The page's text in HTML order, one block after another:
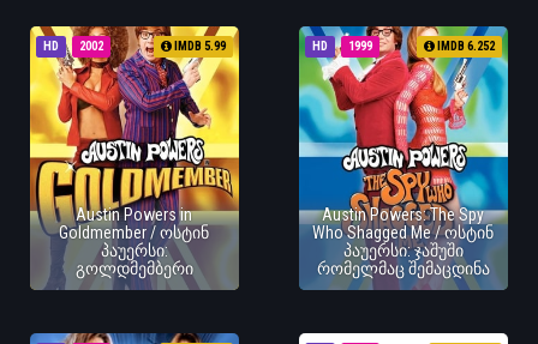
HD 2002 IMDB 5.99
Austin Powers in
Goldmember / ოსტინ
პაუერსი:
გოლდმემბერი
HD 1999 IMDB 6.252
Austin Powers: The Spy
Who Shagged Me / ოსტინ
პაუერსი: ჯაშუში
რომელმაც შემაცდინა